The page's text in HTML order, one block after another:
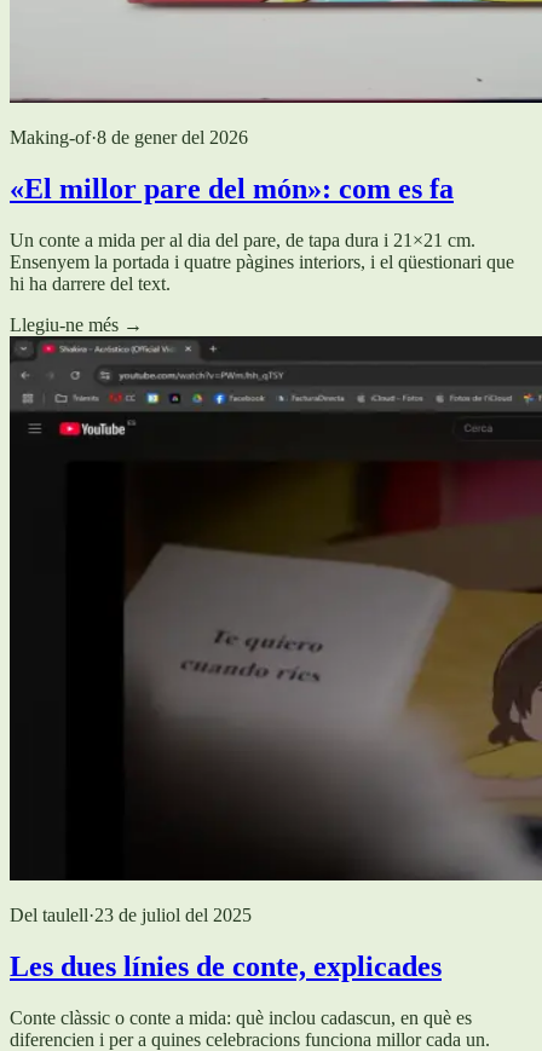
Making-of·8 de gener del 2026
«El millor pare del món»: com es fa
Un conte a mida per al dia del pare, de tapa dura i 21×21 cm.
Ensenyem la portada i quatre pàgines interiors, i el qüestionari que
hi ha darrere del text.
Llegiu-ne més →
Del taulell·23 de juliol del 2025
Les dues línies de conte, explicades
Conte clàssic o conte a mida: què inclou cadascun, en què es
diferencien i per a quines celebracions funciona millor cada un.